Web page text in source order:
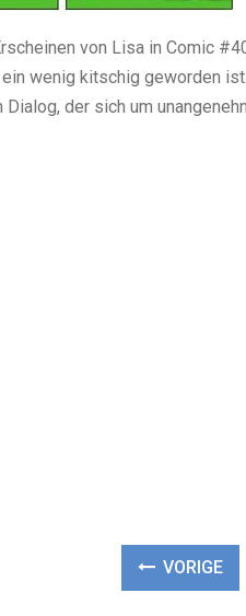
von Lisa in Comic
wenig kitschig geworden
der sich um
VORIGE